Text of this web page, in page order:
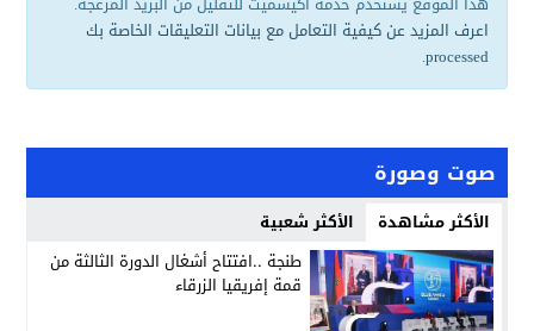
اعرف المزيد عن كيفية التعامل مع بيانات التعليقات الخاصة بك
processed
.
صوت وصورة
الأكثر مشاهدة الأكثر شعبية
طنجة ..افتتاح أشغال الدورة الثالثة من
قمة إفريقيا الزرقاء